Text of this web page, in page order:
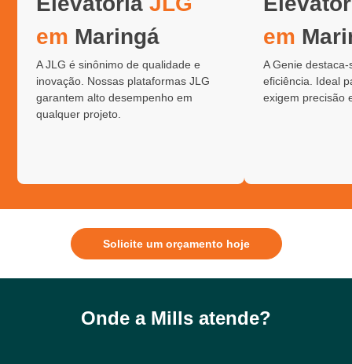
em Maringá
A JLG é sinônimo de qualidade e
inovação. Nossas plataformas JLG
garantem alto desempenho em
qualquer projeto.
em
A Genie
eficiência. Ideal
exigem precisão
Solicite um orçamento hoje
Onde a Mills atende?